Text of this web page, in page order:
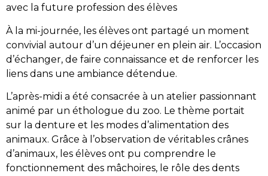
avec la future profession des élèves
À la mi-journée, les élèves ont partagé un moment
convivial autour d’un déjeuner en plein air. L’occasion
d’échanger, de faire connaissance et de renforcer les
liens dans une ambiance détendue.
L’après-midi a été consacrée à un atelier passionnant
animé par un éthologue du zoo. Le thème portait
sur la denture et les modes d’alimentation des
animaux. Grâce à l’observation de véritables crânes
d’animaux, les élèves ont pu comprendre le
fonctionnement des mâchoires, le rôle des dents